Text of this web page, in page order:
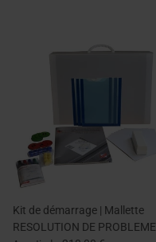
Kit de démarrage | Mallette
RESOLUTION DE PROBLEME